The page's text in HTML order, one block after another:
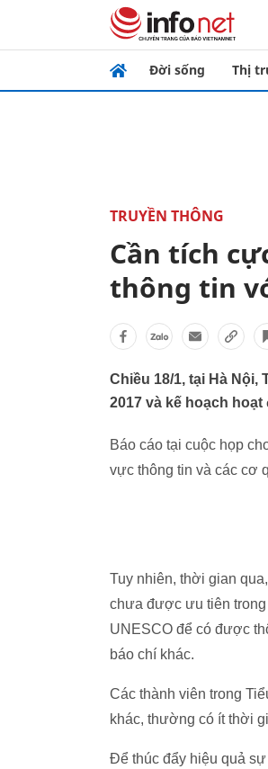
Đời sống Thị
TRUYỀN THÔNG
Cần tích
thông tin
Chiều 18/1, tại Hà
2017 và kế hoạch hoạt
Báo cáo tại cuộc họp
vực thông tin và các cơ
Tuy nhiên, thời gian
chưa được ưu tiên trong
UNESCO để có được
báo chí khác.
Các thành viên trong
khác, thường có ít thời
Để thúc đẩy hiệu quả